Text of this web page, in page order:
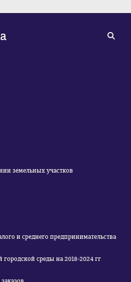
земельных участков
и среднего предпринимательства
городской среды на 2018-2024 гг